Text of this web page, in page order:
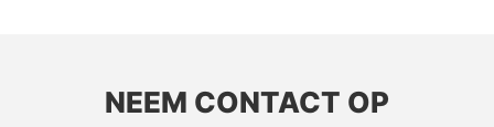
NEEM CONTACT OP